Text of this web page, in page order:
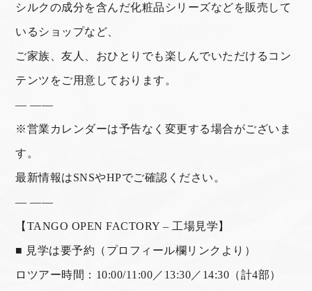
シルクの成分を含んだ化粧品シリーズなどを販売して
いるショップなど、
ご家族、友人、おひとりでも楽しんでいただけるコン
テンツをご用意しております。
— ——
※営業カレンダーは予告なく変更する場合がございま
す。
最新情報はSNSやHPでご確認ください。
— ——
【TANGO OPEN FACTORY – 工場見学】
■ 見学は要予約（プロフィール欄リンクより）
ロツアー時間：10:00/11:00／13:30／14:30（計4部）